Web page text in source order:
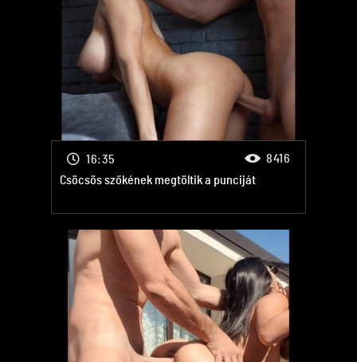
Csöcsös szőkének megtöltik a punciját
16:35 8416